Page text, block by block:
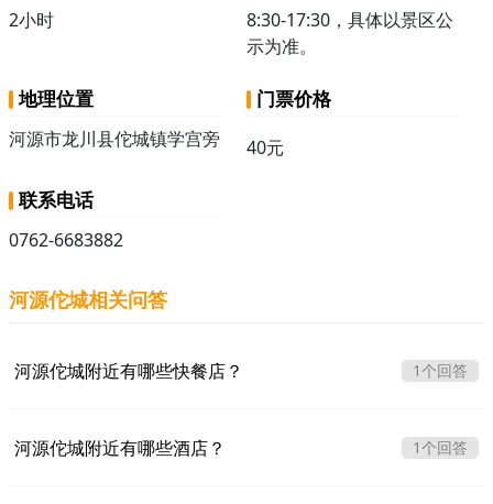
2小时
8:30-17:30，具体以景区公
示为准。
地理位置
河源市龙川县佗城镇学宫旁
门票价格
40元
联系电话
0762-6683882
河源佗城相关问答
河源佗城附近有哪些快餐店？ 1个回答
河源佗城附近有哪些酒店？ 1个回答